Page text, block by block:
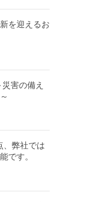
を迎えるお
害の備え
、弊社では
です。